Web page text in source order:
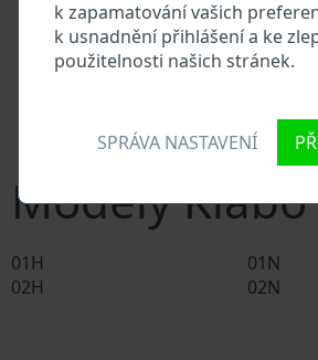
k zapamatování vašich
k usnadnění přihlášení a ke
použitelnosti našich stránek.
SPRÁVA NASTAVENÍ
Databáze prodejců Klabo
Dodavatelé náhradních dílů a
Národní registr vozidel
Databáze soukromých
Modely Klabo
01H
01N
02H
02N